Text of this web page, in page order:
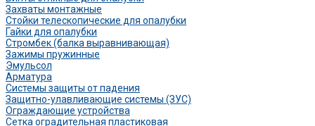
Захваты монтажные
Стойки телескопические для опалубки
Гайки для опалубки
Стромбек (балка выравнивающая)
Зажимы пружинные
Эмульсол
Арматура
Системы защиты от падения
Защитно-улавливающие системы (ЗУС)
Ограждающие устройства
Сетка оградительная пластиковая